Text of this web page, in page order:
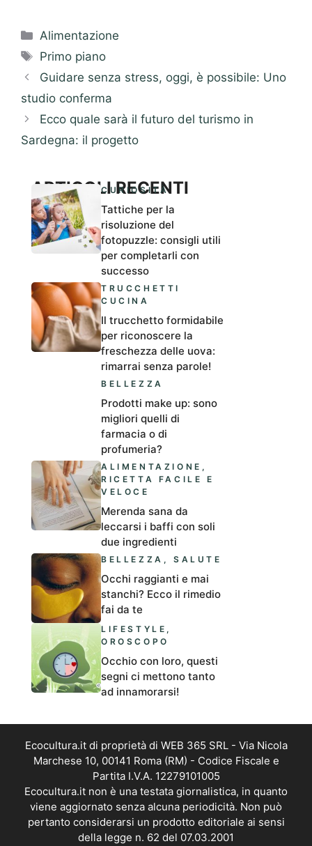
Categorie
Alimentazione
Tag
Primo piano
Guidare senza stress, oggi, è possibile: Uno
studio conferma
Ecco quale sarà il futuro del turismo in
Sardegna: il progetto
ARTICOLI RECENTI
CURIOSITÀ
Tattiche per la
risoluzione del
fotopuzzle: consigli utili
per completarli con
successo
TRUCCHETTI
CUCINA
Il trucchetto formidabile
per riconoscere la
freschezza delle uova:
rimarrai senza parole!
BELLEZZA
Prodotti make up: sono
migliori quelli di
farmacia o di
profumeria?
ALIMENTAZIONE ,
RICETTA FACILE E
VELOCE
Merenda sana da
leccarsi i baffi con soli
due ingredienti
BELLEZZA ,SALUTE
Occhi raggianti e mai
stanchi? Ecco il rimedio
fai da te
LIFESTYLE ,
OROSCOPO
Occhio con loro, questi
segni ci mettono tanto
ad innamorarsi!
Ecocultura.it di proprietà di WEB 365 SRL - Via Nicola
Marchese 10, 00141 Roma (RM) - Codice Fiscale e
Partita I.V.A. 12279101005
Ecocultura.it non è una testata giornalistica, in quanto
viene aggiornato senza alcuna periodicità. Non può
pertanto considerarsi un prodotto editoriale ai sensi
della legge n. 62 del 07.03.2001